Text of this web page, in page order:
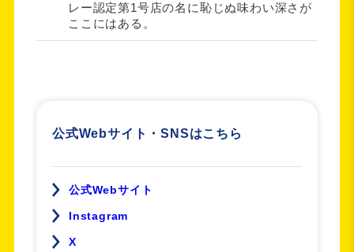
レー認定第1号店の名に恥じぬ味わい深さが
ここにはある。
公式Webサイト・SNSはこちら
公式Webサイト
Instagram
X